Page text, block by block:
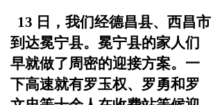
13 日，我们经德昌县、西昌市
到达冕宁县。冕宁县的家 人们
早就做了周密的迎接方案。一
下高速就有罗玉权、罗勇和罗